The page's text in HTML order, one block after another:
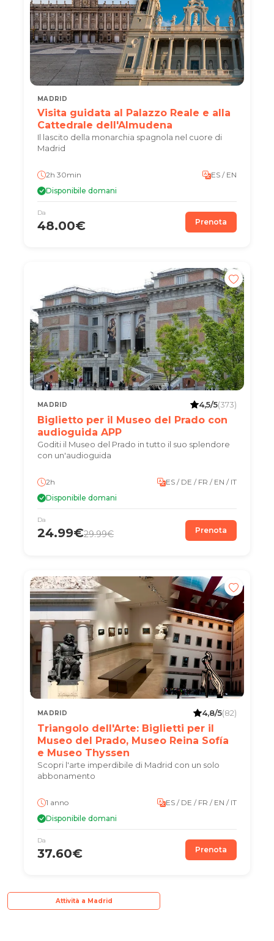
MADRID
Visita guidata al Palazzo Reale e alla
Cattedrale dell'Almudena
Il lascito della monarchia spagnola nel cuore di
Madrid
2h 30min
ES / EN
Disponibile domani
Da
48.00€ Prenota
MADRID 4,5/5(373)
Biglietto per il Museo del Prado con
audioguida APP
Goditi il Museo del Prado in tutto il suo splendore
con un'audioguida
2h
ES / DE / FR / EN / IT
Disponibile domani
Da
24.99€29.99€ Prenota
MADRID 4,8/5(82)
Triangolo dell'Arte: Biglietti per il
Museo del Prado, Museo Reina Sofía
e Museo Thyssen
Scopri l'arte imperdibile di Madrid con un solo
abbonamento
1 anno
ES / DE / FR / EN / IT
Disponibile domani
Da
37.60€ Prenota
Attività a Madrid